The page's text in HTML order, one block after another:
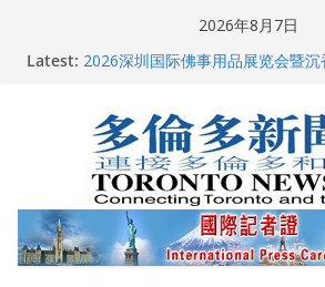
2026年8月7日
Latest: 2026深圳国际佛事用品展览会暨
特朗普称加拿大“不友善”并批评其
关加拿大就业
2026加拿大青少年儿童绘画比赛颁
龚晓华参加多伦多骄傲大游行 与市